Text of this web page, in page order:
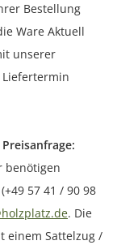
Bestellung
Ware Aktuell
unserer
benötigen
57 41 / 90 98
. Die
einem Sattelzug /